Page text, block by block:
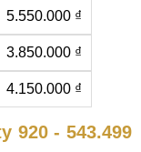
5.550.000 ₫
3.850.000 ₫
4.150.000 ₫
920 - 543.499